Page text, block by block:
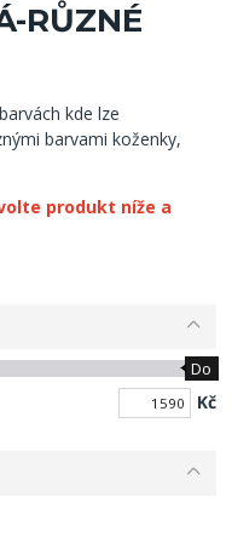
RŮZNÉ
kde lze
barvami koženky,
produkt níže a
Do
Kč